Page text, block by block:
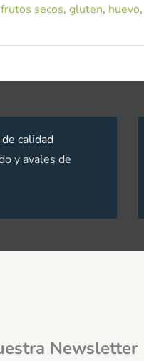
frutos secos, gluten, huevo,
calidad
y avales de
Newsletter